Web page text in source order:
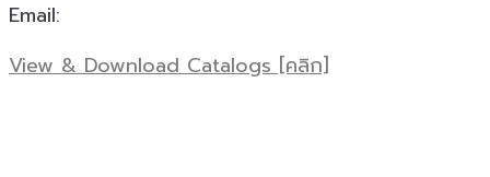
Email:
View & Download Catalogs [คลิก]